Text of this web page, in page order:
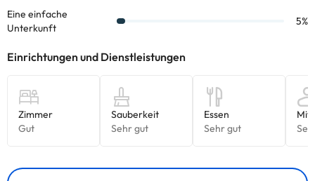
Buchen Sie jetzt im
Hotel Fénix Torremolinos Adults
Recommended****
um ein paar Tage Urlaub an der Costa del Sol zu verbringen.
Einige der aufgeführten Leistungen können kostenpflichtig sein.
Die entsprechenden Preise könnt ihr direkt bei der Unterkunft
uns.